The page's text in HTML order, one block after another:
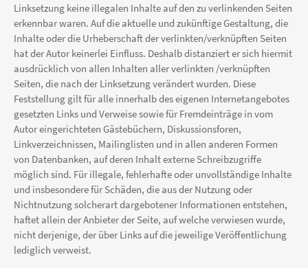
Linksetzung keine illegalen Inhalte auf den zu verlinkenden Seiten
erkennbar waren. Auf die aktuelle und zukünftige Gestaltung, die
Inhalte oder die Urheberschaft der verlinkten/verknüpften Seiten
hat der Autor keinerlei Einfluss. Deshalb distanziert er sich hiermit
ausdrücklich von allen Inhalten aller verlinkten /verknüpften
Seiten, die nach der Linksetzung verändert wurden. Diese
Feststellung gilt für alle innerhalb des eigenen Internetangebotes
gesetzten Links und Verweise sowie für Fremdeinträge in vom
Autor eingerichteten Gästebüchern, Diskussionsforen,
Linkverzeichnissen, Mailinglisten und in allen anderen Formen
von Datenbanken, auf deren Inhalt externe Schreibzugriffe
möglich sind. Für illegale, fehlerhafte oder unvollständige Inhalte
und insbesondere für Schäden, die aus der Nutzung oder
Nichtnutzung solcherart dargebotener Informationen entstehen,
haftet allein der Anbieter der Seite, auf welche verwiesen wurde,
nicht derjenige, der über Links auf die jeweilige Veröffentlichung
lediglich verweist.